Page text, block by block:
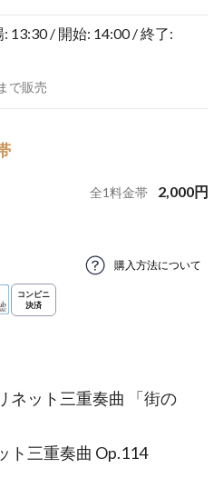
: 13:30 / 開始: 14:00 / 終了:
で販売
全1料金帯 2,000円
購入方法について
ット三重奏曲 「街の
三重奏曲 Op.114